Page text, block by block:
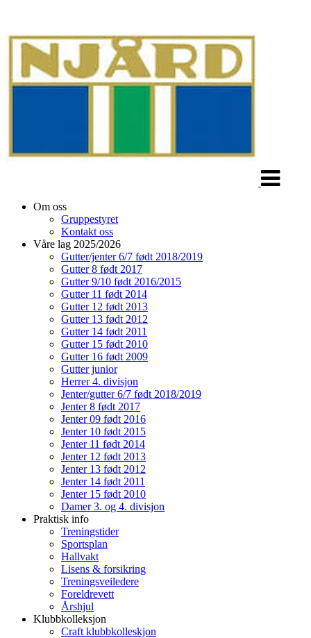
Om oss
Gruppestyret
Kontakt oss
Våre lag 2025/2026
Gutter/jenter 6/7 født 2018/2019
Gutter 8 født 2017
Gutter 9/10 født 2016/2015
Gutter 11 født 2014
Gutter 12 født 2013
Gutter 13 født 2012
Gutter 14 født 2011
Gutter 15 født 2010
Gutter 16 født 2009
Gutter junior
Herrer 4. divisjon
Jenter/gutter 6/7 født 2018/2019
Jenter 8 født 2017
Jenter 09 født 2016
Jenter 10 født 2015
Jenter 11 født 2014
Jenter 12 født 2013
Jenter 13 født 2012
Jenter 14 født 2011
Jenter 15 født 2010
Damer 3. og 4. divisjon
Praktisk info
Treningstider
Sportsplan
Hallvakt
Lisens & forsikring
Treningsveiledere
Foreldrevett
Årshjul
Klubbkolleksjon
Craft klubbkolleskjon